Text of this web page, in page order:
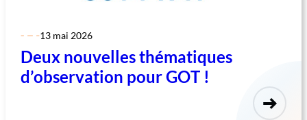
13 mai 2026
Deux nouvelles thématiques
d’observation pour GOT !